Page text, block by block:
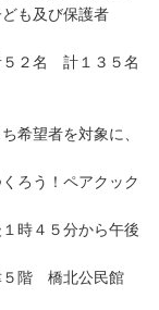
も及び保護者
計１３５名
望者を対象に、
ろう！ペアクック
時４５分から午後
階 橋北公民館